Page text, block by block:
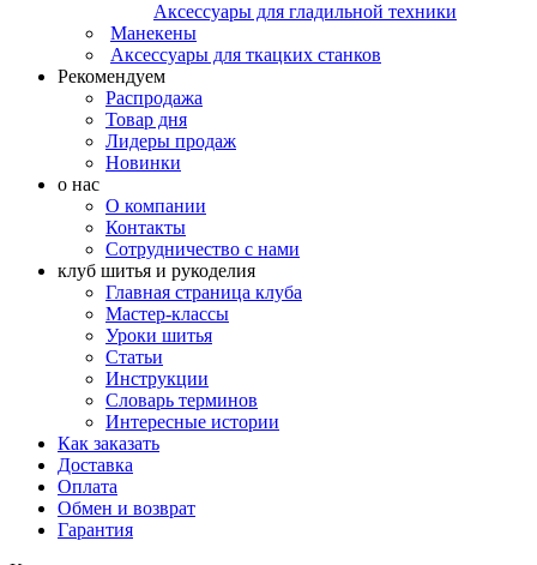
Аксессуары для гладильной техники
Манекены
Аксессуары для ткацких станков
Рекомендуем
Распродажа
Товар дня
Лидеры продаж
Новинки
о нас
О компании
Контакты
Сотрудничество с нами
клуб шитья и рукоделия
Главная страница клуба
Мастер-классы
Уроки шитья
Статьи
Инструкции
Словарь терминов
Интересные истории
Как заказать
Доставка
Оплата
Обмен и возврат
Гарантия